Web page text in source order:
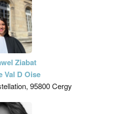
Ziabat
Val D Oise
95800 Cergy